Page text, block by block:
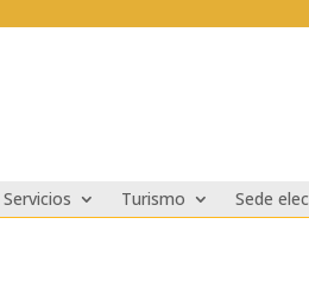
Servicios Turismo Sede